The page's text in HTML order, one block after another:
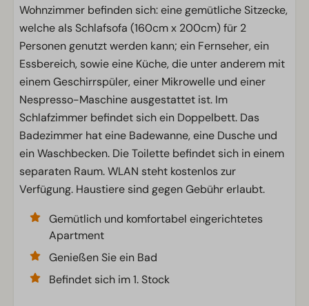
Wohnzimmer befinden sich: eine gemütliche Sitzecke,
welche als Schlafsofa (160cm x 200cm) für 2
Personen genutzt werden kann; ein Fernseher, ein
Essbereich, sowie eine Küche, die unter anderem mit
einem Geschirrspüler, einer Mikrowelle und einer
Nespresso-Maschine ausgestattet ist. Im
Schlafzimmer befindet sich ein Doppelbett. Das
Badezimmer hat eine Badewanne, eine Dusche und
ein Waschbecken. Die Toilette befindet sich in einem
separaten Raum. WLAN steht kostenlos zur
Verfügung. Haustiere sind gegen Gebühr erlaubt.
Gemütlich und komfortabel eingerichtetes
Apartment
Genießen Sie ein Bad
Befindet sich im 1. Stock